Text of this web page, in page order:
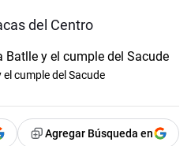
del Centro
cumple del Sacude
Agregar Búsqueda en